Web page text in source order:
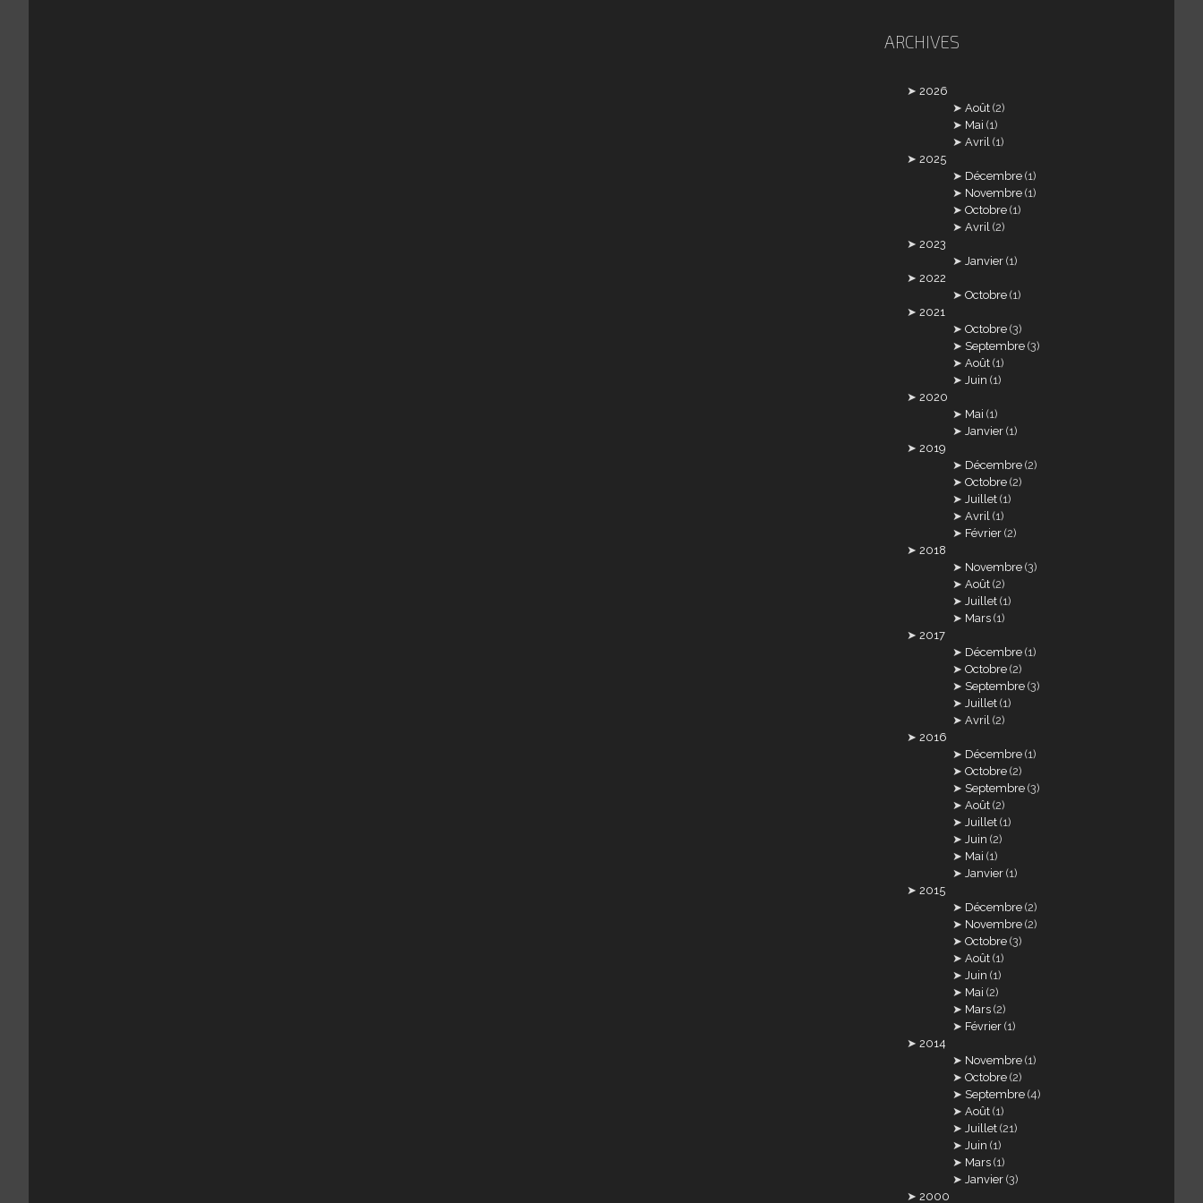
ARCHIVES
2026
Août (2)
Mai (1)
Avril (1)
2025
Décembre (1)
Novembre (1)
Octobre (1)
Avril (2)
2023
Janvier (1)
2022
Octobre (1)
2021
Octobre (3)
Septembre (3)
Août (1)
Juin (1)
2020
Mai (1)
Janvier (1)
2019
Décembre (2)
Octobre (2)
Juillet (1)
Avril (1)
Février (2)
2018
Novembre (3)
Août (2)
Juillet (1)
Mars (1)
2017
Décembre (1)
Octobre (2)
Septembre (3)
Juillet (1)
Avril (2)
2016
Décembre (1)
Octobre (2)
Septembre (3)
Août (2)
Juillet (1)
Juin (2)
Mai (1)
Janvier (1)
2015
Décembre (2)
Novembre (2)
Octobre (3)
Août (1)
Juin (1)
Mai (2)
Mars (2)
Février (1)
2014
Novembre (1)
Octobre (2)
Septembre (4)
Août (1)
Juillet (21)
Juin (1)
Mars (1)
Janvier (3)
2000